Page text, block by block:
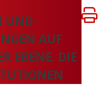
UND
AUF
EBENE. DIE